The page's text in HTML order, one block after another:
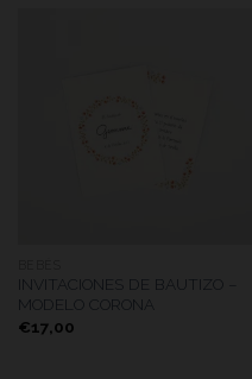
INVITACIONES DE BAUTIZO –
MODELO CORONA
€17,00